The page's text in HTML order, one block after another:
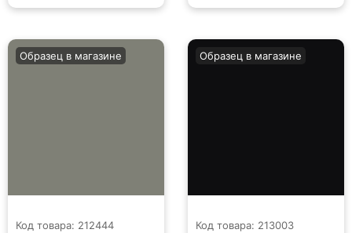
Код товара: 212444
Образец в магазине
Код товара: 213003
Образец в магазине